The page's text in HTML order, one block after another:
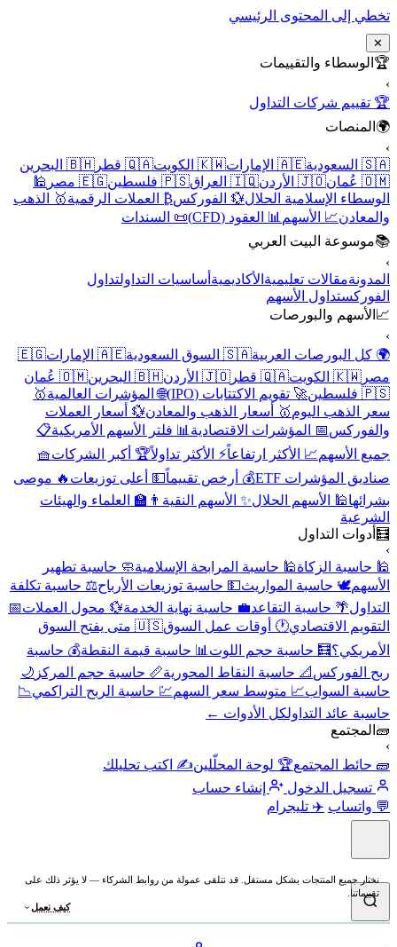
تخطي إلى المحتوى الرئيسي
✕
🏆 الوسطاء والتقييمات
›
🏆 تقييم شركات التداول
🌍 المنصات
›
🇸🇦 السعودية
🇦🇪 الإمارات 🇰🇼 الكويت 🇶🇦 قطر
🇧🇭 البحرين
🇴🇲 عُمان
🇯🇴 الأردن 🇮🇶 العراق 🇵🇸 فلسطين 🇪🇬 مصر
🕌
الوسطاء الإسلامية الحلال💱 الفوركس₿ العملات الرقمية🥇 الذهب
والمعادن📈 الأسهم 📊 العقود (CFD)
📜 السندات
📚موسوعة البيت العربي
›
المدونةمقالات تعليمية الأكاديمية أساسيات التداولتداول
الفوركستداول الأسهم
📈 الأسهم والبورصات
›
🌍 كل البورصات العربية🇸🇦 السوق السعودية 🇦🇪 الإمارات
🇪🇬
مصر 🇰🇼 الكويت 🇶🇦 قطر 🇯🇴 الأردن 🇧🇭 البحرين
🇴🇲 عُمان
🇵🇸 فلسطين
🚀 تقويم الاكتتابات (IPO) 🌐 المؤشرات العالمية🥇
سعر الذهب اليوم🥇 أسعار الذهب والمعادن💱 أسعار العملات
والفوركس📅 المؤشرات الاقتصادية 📊 فلتر الأسهم الأمريكية📋
جميع الأسهم📈 الأكثر ارتفاعاً⚡ الأكثر تداولاً🏆 أكبر الشركات🧺
صناديق المؤشرات ETF
💰 أرخص تقييماً💵 أعلى توزيعات 🔥 موصى
بشرائها🕌 الأسهم الحلال✨ الأسهم النقية 👨‍🏫 العلماء والهيئات
الشرعية
🧮 أدوات التداول
›
🕌 حاسبة الزكاة🕌 حاسبة المرابحة الإسلامية🧼 حاسبة تطهير
الأسهم🕊️ حاسبة المواريث💵 حاسبة توزيعات الأرباح⚖️ حاسبة تكلفة
التداول🌴 حاسبة التقاعد💼 حاسبة نهاية الخدمة💱 محول العملات📅
التقويم الاقتصادي🕐 أوقات عمل السوق
🇺🇸 متى يفتح السوق
الأمريكي؟🧮 حاسبة حجم اللوت 📊 حاسبة قيمة النقطة💰 حاسبة
ربح الفوركس 📐 حاسبة النقاط المحورية📏 حاسبة حجم المركز 🌙
حاسبة السواب📈 متوسط سعر السهم💹 حاسبة الربح التراكمي📉
حاسبة عائد التداولكل الأدوات ←
🧱 المجتمع
›
🧱 حائط المجتمع🏆 لوحة المحلّلين✍️ اكتب تحليلك
تسجيل الدخول
إنشاء حساب
💬 واتساب ✈️ تليجرام
نختار جميع المنتجات بشكل مستقل. قد نتلقى عمولة من روابط الشركاء — لا يؤثر ذلك على
تقييماتنا.
كيف نعمل